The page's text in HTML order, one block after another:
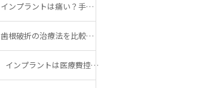
インプラントは痛い？手…
歯根破折の治療法を比較…
インプラントは医療費控…